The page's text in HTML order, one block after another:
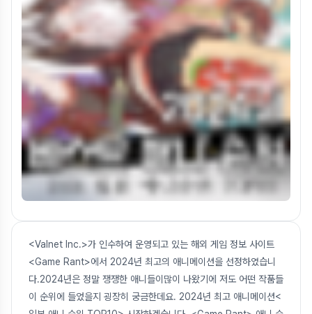
<Valnet Inc.>가 인수하여 운영되고 있는 해외 게임 정보 사이트
<Game Rant>에서 2024년 최고의 애니메이션을 선정하였습니
다.2024년은 정말 쟁쟁한 애니들이많이 나왔기에 저도 어떤 작품들
이 순위에 들었을지 굉장히 궁금한데요. 2024년 최고 애니메이션<